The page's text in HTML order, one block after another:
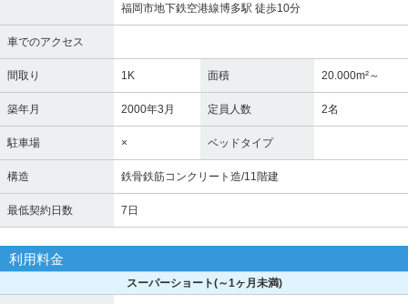
福岡市地下鉄空港線博多駅 徒歩10分
車でのアクセス
間取り 1K 面積 20.000m²～
築年月 2000年3月 定員人数 2名
駐車場 × ベッドタイプ
構造 鉄骨鉄筋コンクリート造/11階建
最低契約日数 7日
利用料金
スーパーショート(～1ヶ月未満)